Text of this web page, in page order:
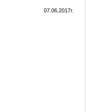
07.06.2017г.